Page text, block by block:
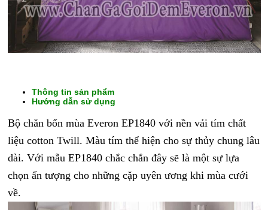
CHĂN
GỐI
ĐỆM
BÔNG
ÉP
ĐỆM
Thông tin sản phẩm
Hướng dẫn sử dụng
Bộ chăn bốn mùa Everon EP1840 với nền vải tím chất
liệu cotton Twill. Màu tím thể hiện cho sự thủy chung lâu
dài. Với mẫu EP1840 chắc chắn đây sẽ là một sự lựa
chọn ấn tượng cho những cặp uyên ương khi mùa cưới
về.